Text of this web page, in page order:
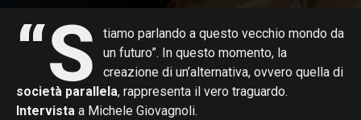
“S
tiamo parlando a questo vecchio mondo da
un futuro”. In questo momento, la
creazione di un’alternativa, ovvero quella di
società parallela, rappresenta il vero traguardo.
Intervista a Michele Giovagnoli.